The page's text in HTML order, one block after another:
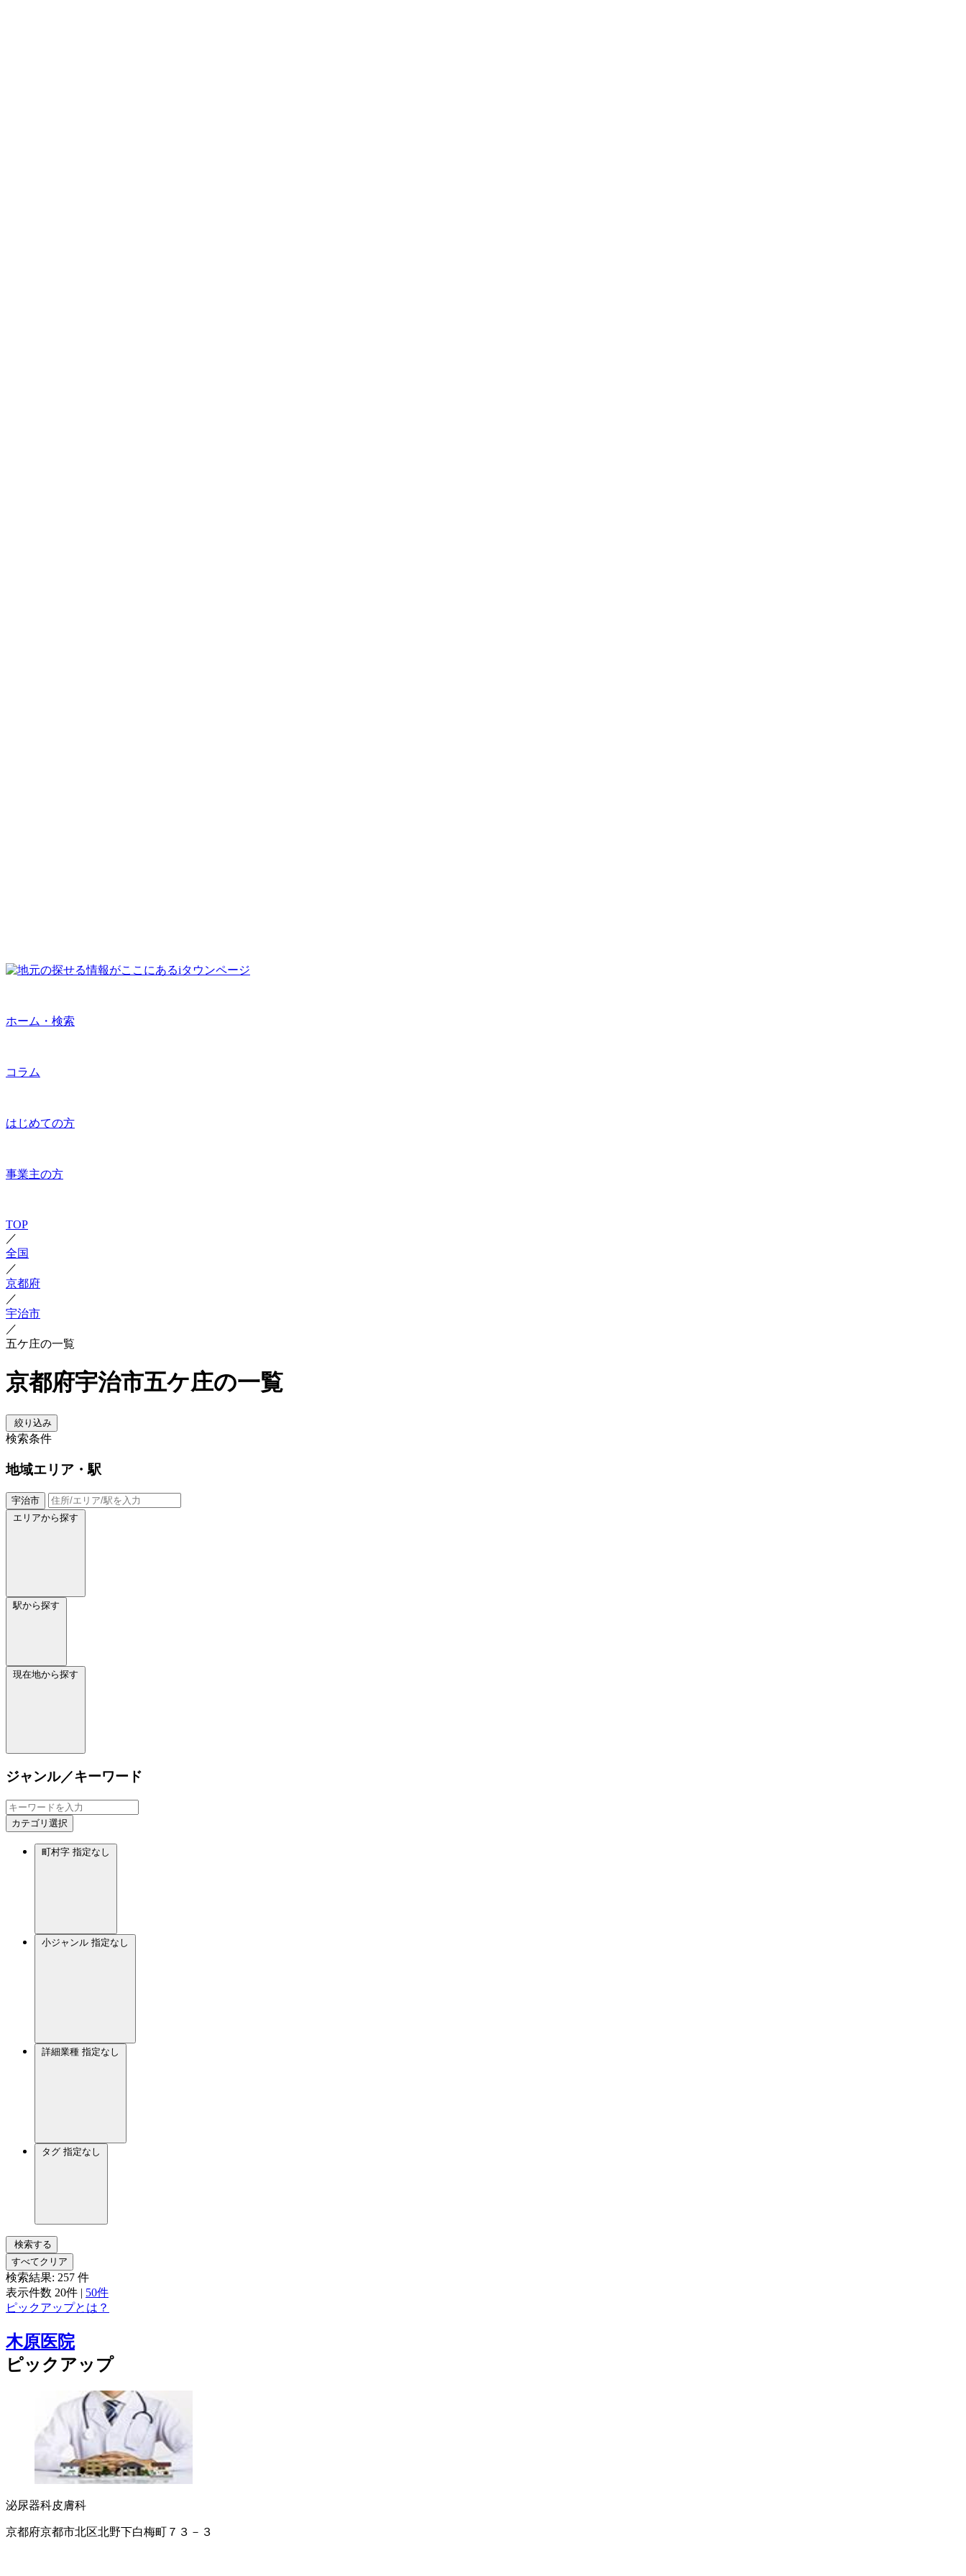
ホーム・検索
コラム
はじめての方
事業主の方
TOP
／
全国
／
京都府
／
宇治市
／
五ケ庄の一覧
京都府宇治市五ケ庄の一覧
絞り込み
検索条件
地域エリア・駅
宇治市
エリアから探す
駅から探す
現在地から探す
ジャンル／キーワード
カテゴリ選択
町村字 指定なし
小ジャンル 指定なし
詳細業種 指定なし
タグ 指定なし
検索する
すべてクリア
検索結果: 257 件
表示件数 20件 | 50件
ピックアップとは？
木原医院
ピックアップ
泌尿器科皮膚科
京都府京都市北区北野下白梅町７３－３